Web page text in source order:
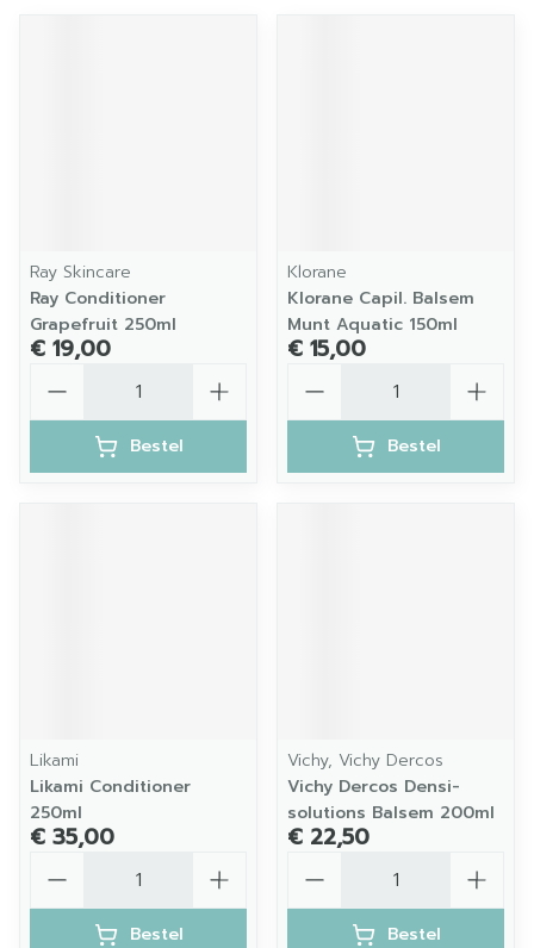
Ray Skincare
Ray Conditioner
Grapefruit 250ml
€ 19,00
Bestel
Klorane
Klorane Capil. Balsem
Munt Aquatic 150ml
€ 15,00
Bestel
Likami
Likami Conditioner
250ml
€ 35,00
Bestel
Vichy, Vichy Dercos
Vichy Dercos Densi-
solutions Balsem 200ml
€ 22,50
Bestel